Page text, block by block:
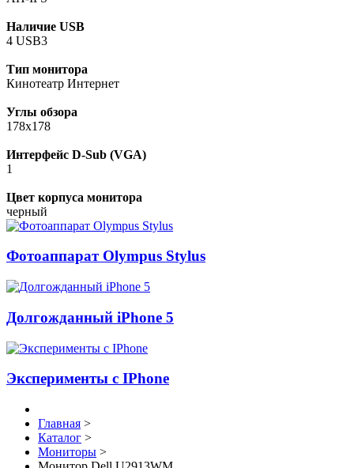
Наличие USB
4 USB3
Тип монитора
Кинотеатр Интернет
Углы обзора
178x178
Интерфейс D-Sub (VGA)
1
Цвет корпуса монитора
черный
Фотоаппарат Olympus Stylus
Долгожданный iPhone 5
Эксперименты с IPhone
Главная >
Каталог >
Мониторы >